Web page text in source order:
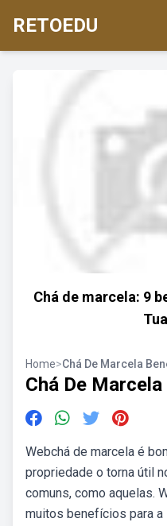
RETOEDU
Chá de marcela: 9
Home>Chá De Marcela
Chá De
Webchá de marcela é
propriedade o torna útil
comuns, como aquelas.
muitos benefícios para